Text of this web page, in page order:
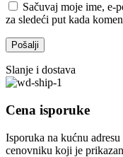
Sačuvaj moje ime, e-
za sledeći put kada
Slanje i dostava
Cena isporuke
Isporuka na kućnu
cenovniku koji je